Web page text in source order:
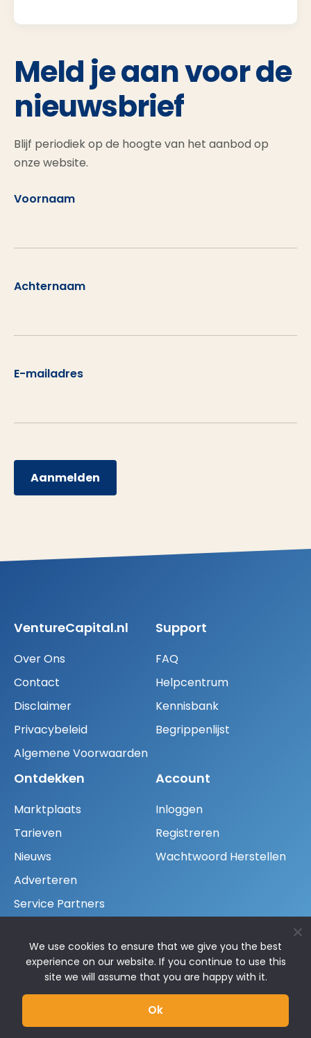
Meld je aan voor de
nieuwsbrief
Blijf periodiek op de hoogte van het aanbod op
onze website.
Voornaam
Achternaam
E-mailadres
Aanmelden
VentureCapital.nl
Over Ons
Contact
Disclaimer
Privacybeleid
Algemene Voorwaarden
Support
FAQ
Helpcentrum
Kennisbank
Begrippenlijst
Ontdekken
Marktplaats
Tarieven
Nieuws
Adverteren
Service Partners
Account
Inloggen
Registreren
Wachtwoord Herstellen
Neem Contact Op
+31 30 300 32 27
info@venturecapital.nl
Vredehofstraat 1, 3761 HA Soest
We use cookies to ensure that we give you the best
experience on our website. If you continue to use this
site we will assume that you are happy with it.
Ok